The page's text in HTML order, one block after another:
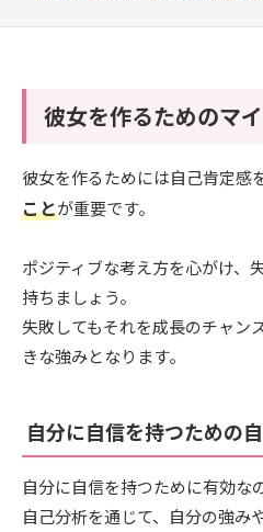
彼女を作るためのマ
彼女を作るためには自己肯定感
ことが重要です。
ポジティブな考え方を心がけ、
持ちましょう。
失敗してもそれを成長のチャン
きな強みとなります。
自分に自信を持つための
自分に自信を持つために有効な
自己分析を通じて、自分の強み